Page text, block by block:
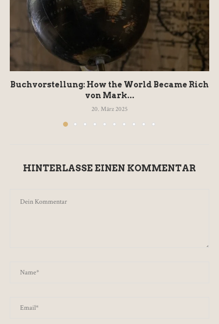
Buchvorstellung: How the World Became Rich
von Mark...
20. März 2025
HINTERLASSE EINEN KOMMENTAR